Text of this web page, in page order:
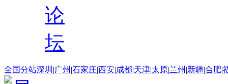
论
坛
全国分站深圳 |广州 |石家庄|西安|成都|天津|太原|兰州 |新疆|合肥|